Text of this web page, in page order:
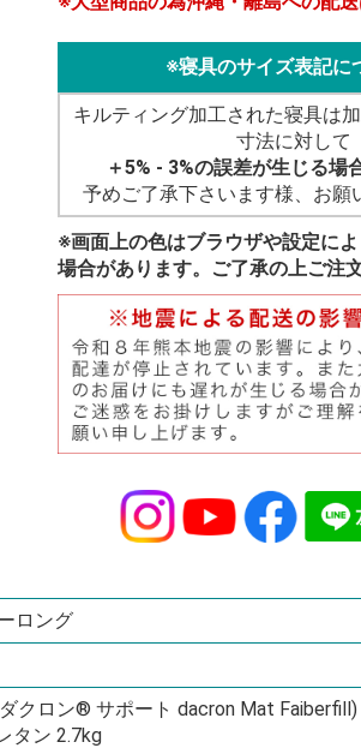
※寝具のサイズ表記に
キルティング加工された寝具は
寸法に対して
＋5% - 3%の誤差が生じる場
予めご了承下さいます様、お願
※画面上の色はブラウザや設定に
場合があります。ご了承の上ご注文
ロング
クロン® サポート dacron Mat Faiberfill)
タン 2.7kg